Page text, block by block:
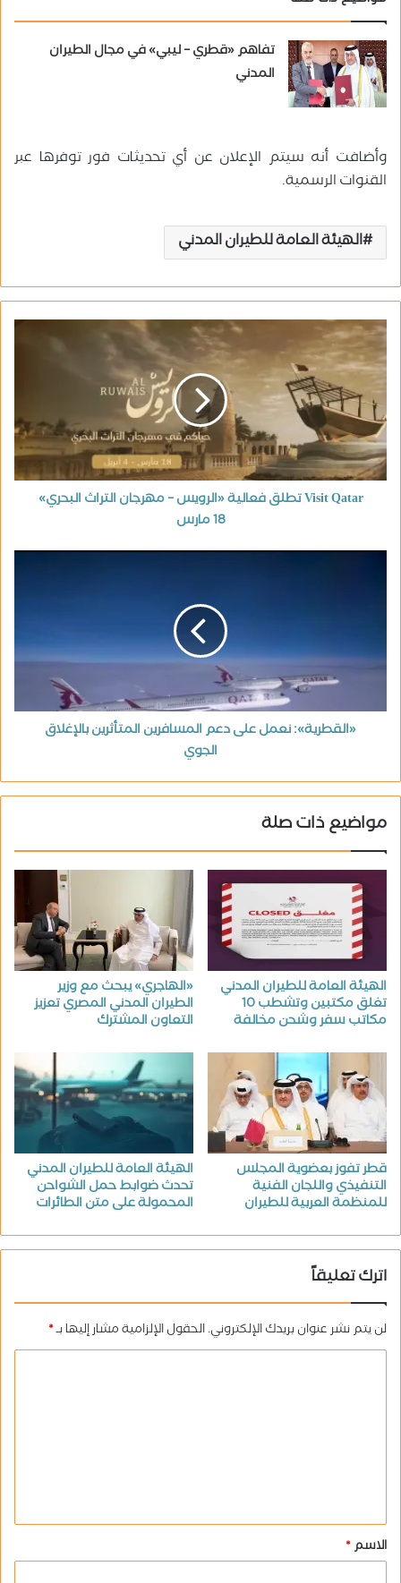
تفاهم «قطري – ليبي» في مجال الطيران
المدني
وأضافت أنه سيتم الإعلان عن أي تحديثات فور توفرها عبر
القنوات الرسمية.
الهيئة العامة للطيران المدني
Visit Qatar تطلق فعالية «الرويس – مهرجان التراث البحري»
18 مارس
«القطرية»: نعمل على دعم المسافرين المتأثرين بالإغلاق
الجوي
مواضيع ذات صلة
الهيئة العامة للطيران المدني
تغلق مكتبين وتشطب 10
مكاتب سفر وشحن مخالفة
«الهاجري» يبحث مع وزير
الطيران المدني المصري تعزيز
التعاون المشترك
قطر تفوز بعضوية المجلس
التنفيذي واللجان الفنية
للمنظمة العربية للطيران
الهيئة العامة للطيران المدني
تحدث ضوابط حمل الشواحن
المحمولة على متن الطائرات
اترك تعليقاً
لن يتم نشر عنوان بريدك الإلكتروني.الحقول الإلزامية مشار إليها بـ*
ق
*
الاسم*